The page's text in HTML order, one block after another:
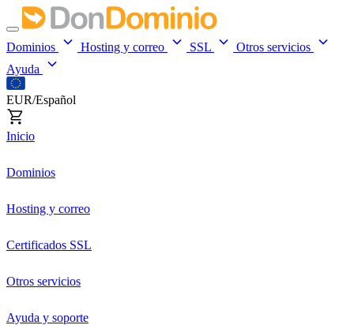
Dominios Hosting y correo SSL
Otros servicios
Ayuda
EUR/Español
Inicio
Dominios
Hosting y correo
Certificados SSL
Otros servicios
Ayuda y soporte